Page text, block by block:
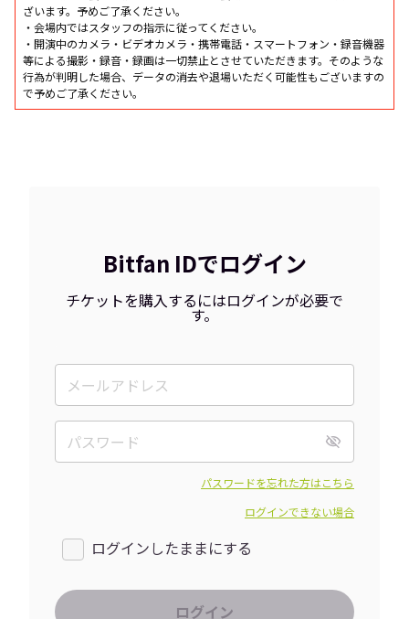
ざいます。予めご了承ください。
・会場内ではスタッフの指示に従ってください。
・開演中のカメラ・ビデオカメラ・携帯電話・スマートフォン・録音機器
等による撮影・録音・録画は一切禁止とさせていただきます。そのような
行為が判明した場合、データの消去や退場いただく可能性もございますの
で予めご了承ください。
Bitfan IDでログイン
チケットを購入するにはログインが必要で
す。
パスワードを忘れた方はこちら
ログインできない場合
ログインしたままにする